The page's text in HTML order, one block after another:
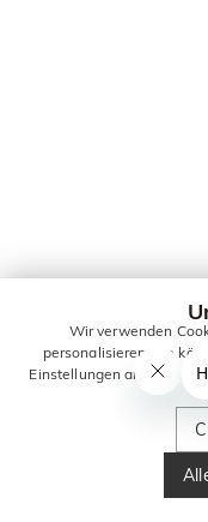
Wir verwenden
personalisieren. Sie
Einstellungen anpassen.